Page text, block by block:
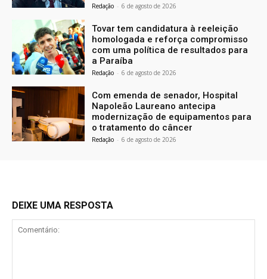
Redação - 6 de agosto de 2026
Tovar tem candidatura à reeleição
homologada e reforça compromisso
com uma política de resultados para
a Paraíba
Redação - 6 de agosto de 2026
Com emenda de senador, Hospital
Napoleão Laureano antecipa
modernização de equipamentos para
o tratamento do câncer
Redação - 6 de agosto de 2026
DEIXE UMA RESPOSTA